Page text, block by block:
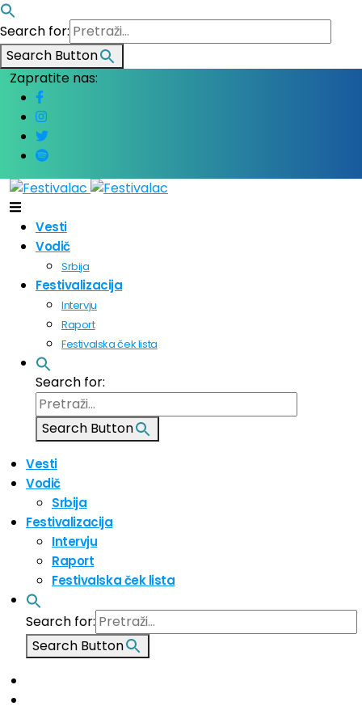
Search for:
Search Button
Zapratite nas:
Vesti
Vodič
Srbija
Festivalizacija
Intervju
Raport
Festivalska ček lista
Search for:
Search Button
Vesti
Vodič
Srbija
Festivalizacija
Intervju
Raport
Festivalska ček lista
Search for:
Search Button